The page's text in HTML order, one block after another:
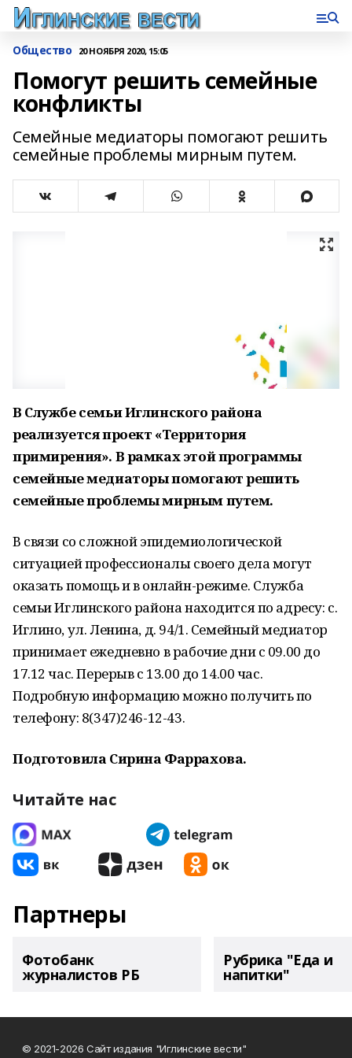
Общество 20 НОЯБРЯ 2020, 15:05
Помогут решить семейные
конфликты
Семейные медиаторы помогают решить
семейные проблемы мирным путем.
В Службе семьи Иглинского района
реализуется проект «Территория
примирения». В рамках этой программы
семейные медиаторы помогают решить
семейные проблемы мирным путем.
В связи со сложной эпидемиологической
ситуацией профессионалы своего дела могут
оказать помощь и в онлайн-режиме. Служба
семьи Иглинского района находится по адресу: с.
Иглино, ул. Ленина, д. 94/1. Семейный медиатор
принимает ежедневно в рабочие дни с 09.00 до
17.12 час. Перерыв с 13.00 до 14.00 час.
Подробную информацию можно получить по
телефону: 8(347)246-12-43.
Подготовила Сирина Фаррахова.
Читайте нас
Партнеры
Фотобанк
журналистов РБ
Рубрика "Еда и
напитки"
© 2021-2026 Сайт издания "Иглинские вести"